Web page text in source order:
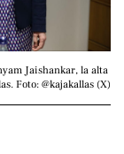
Jaishankar, la alta
Foto: @kajakallas (X)